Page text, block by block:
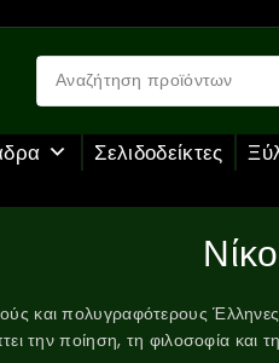
Σελιδοδείκτες
και πολυγραφότερους
την ποίηση, τη φιλοσοφία και